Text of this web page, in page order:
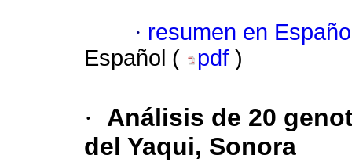
· resumen en
Español (
pdf )
·
Análisis de 20
del Yaqui, Sonora